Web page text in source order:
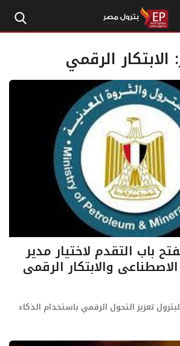
الابتكار الرقمي
باب التقدم لاختيار مدير
والابتكار الرقمي
تعزيز التحول الرقمي باستخدام الذكاء